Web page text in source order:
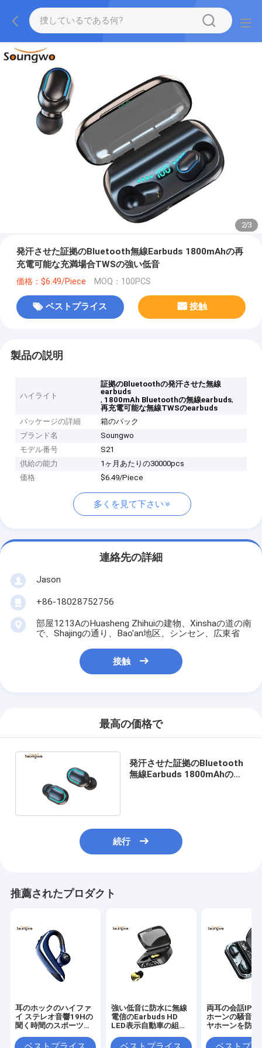
2/3
発汗させた証拠のBluetooth無線Earbuds 1800mAhの再
充電可能な充満場合TWSの強い低音
価格：$6.49/Piece MOQ：100PCS
ベストプライス 接触
製品の説明
ハイライト
証拠のBluetoothの発汗させた無線
earbuds
, 1800mAh Bluetoothの無線earbuds,
再充電可能な無線TWSのearbuds
パッケージの詳細
箱のパック
ブランド名
Soungwo
モデル番号
S21
供給の能力
1ヶ月あたりの30000pcs
価格
$6.49/Piece
多くを見て下さい
連絡先の詳細
Jason
+86-18028752756
部屋1213AのHuasheng Zhihuiの建物、Xinshaの道の南
で、Shajingの通り、Bao'an地区、シンセン、広東省
接触
最高の価格で
発汗させた証拠のBluetooth
無線Earbuds 1800mAhの再
続行
推薦されたプロダクト
耳のホックのハイファ
イ ステレオ音響19Hの
聞く時間のスポーツ無
強い低音に防水に無線
電信のEarbuds HD
LED表示自動車の組み
両耳の会話
ホーンの騒音低
ヤホーンを防水